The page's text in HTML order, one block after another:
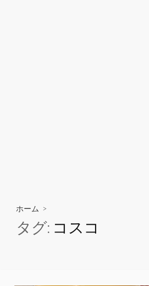
ホーム >
タグ: コスコ